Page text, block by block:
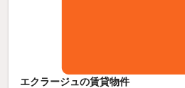
エクラージュの賃貸物件